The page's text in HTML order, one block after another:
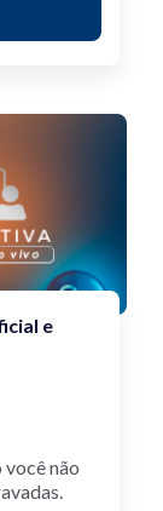
e
você não